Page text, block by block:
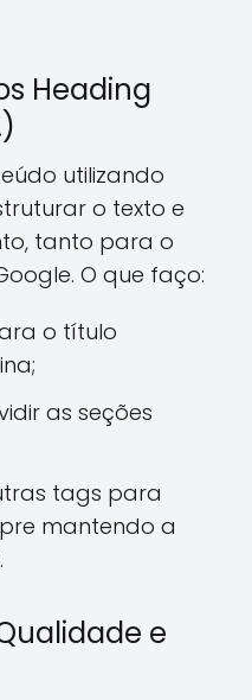
Heading
utilizando
o texto e
tanto para o
O que faço:
o título
as seções
tags para
mantendo a
e